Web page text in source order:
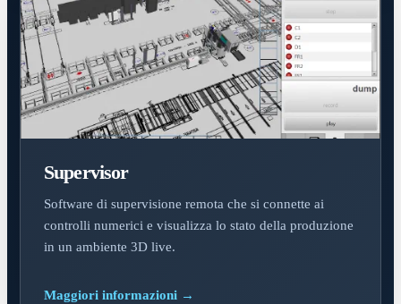
Supervisor
Software di supervisione remota che si connette ai
controlli numerici e visualizza lo stato della produzione
in un ambiente 3D live.
Maggiori informazioni →